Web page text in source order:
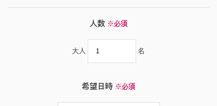
人数 ※必須
大人 名
希望日時 ※必須